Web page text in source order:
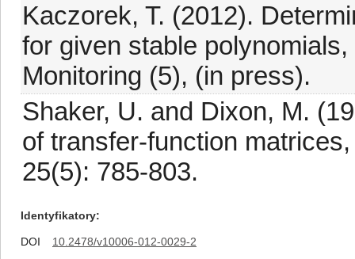
Kaczorek, T. (2012).
for given stable
Monitoring (5), (in press).
Shaker, U. and Dixon, M.
of transfer-function
25(5): 785-803.
Identyfikatory
DOI
10.2478/v10006-012-0029-2